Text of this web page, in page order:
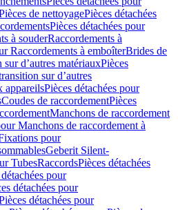
de nettoyagePièces détachées
Pièces détachées pour
à souderRaccordements à
Raccordements à emboîterBrides de
d’autres matériauxPièces
sur d’autres
appareilsPièces détachées pour
Coudes de raccordementPièces
Manchons de raccordement
Manchons de raccordement à
pour
Geberit Silent-
TubesRaccordsPièces détachées
pour
détachées pour
détachées pour